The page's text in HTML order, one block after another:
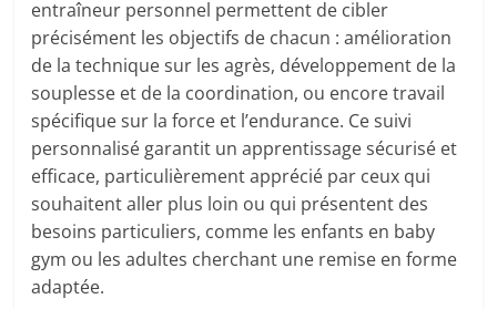
entraîneur personnel permettent de cibler
précisément les objectifs de chacun : amélioration
de la technique sur les agrès, développement de la
souplesse et de la coordination, ou encore travail
spécifique sur la force et l’endurance. Ce suivi
personnalisé garantit un apprentissage sécurisé et
efficace, particulièrement apprécié par ceux qui
souhaitent aller plus loin ou qui présentent des
besoins particuliers, comme les enfants en baby
gym ou les adultes cherchant une remise en forme
adaptée.